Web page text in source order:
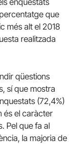
enquestats
que
més alt el 2018
realitzada
qüestions
sí que mostra
(72,4%)
és el caràcter
Pel que fa al
la majoria de